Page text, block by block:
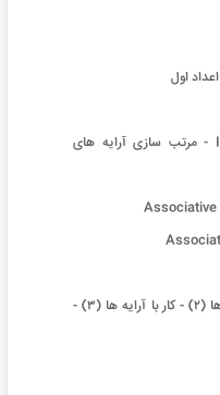
اول
مرتب سازی آرایه های Index - مرتب سازی آرایه های
کار با آرایه ها (١) - کار با آرایه ها (٢) - کار با آرایه ها (٣) -